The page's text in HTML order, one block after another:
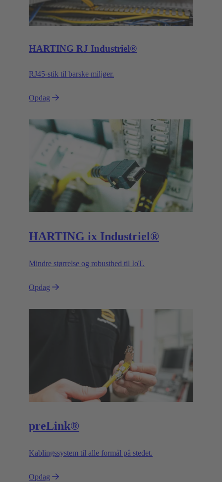
HARTING RJ Industriel®
RJ45-stik til barske miljøer.
Opdag
HARTING ix Industriel®
Mindre størrelse og robusthed til IoT.
Opdag
preLink®
Kablingssystem til alle formål på stedet.
Opdag